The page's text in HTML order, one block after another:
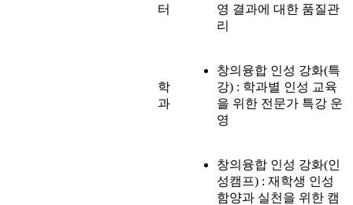
터
영 결과에 대한 품질관
리
학
과
창의융합 인성 강화(특
강) : 학과별 인성 교육
을 위한 전문가 특강 운
영
창의융합 인성 강화(인
성캠프) : 재학생 인성
함양과 실천을 위한 캠